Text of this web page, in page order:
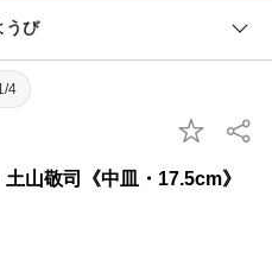
うび
4
山敬司《中皿・17.5cm》